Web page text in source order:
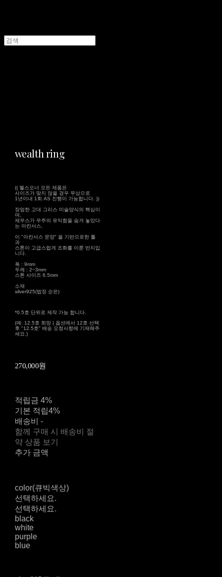
wealth ring
(( 웰스오너 모든 제품은
사이즈가 맞지 않을 경우 무상으로
1년이내 1회 AS 진행이 가능합니다. ))
장엄한 고대 그리스 미술양식의 핵심이
며,
제우스가 우주의 유익함을 숨겨 놓았다
는 아칸서스,
이 "아칸서스 문양" 을 기반으로한 틀
과
스톤이 고급스럽게 조화를 이룬 반지입
니다.
폭 : 9mm
두께 : 2~3mm
스톤 사이즈 6.5mm
소재
silver925(법정 순은)
*0.5호 단위로 제작 가능 합니다.
(예: 12.5호 희망 | 옵션에서 12호 선택
후 "12.5호" 배송 요청사항에 기재해주
세요.)
270,000원
적립금 4%
기본 적립4%
배송비 -
함께 구매 시 배송비 절
약 상품 보기
추가 금액
color(큐빅색상)
선택하세요.
선택하세요.
black
white
purple
blue